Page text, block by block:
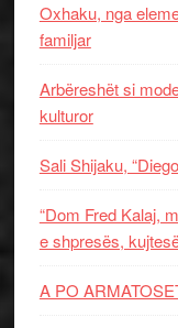
Oxhaku, nga
familjar
Arbëreshët si
kulturor
Sali Shijaku,
“Dom Fred Kalaj,
e shpresës,
A PO